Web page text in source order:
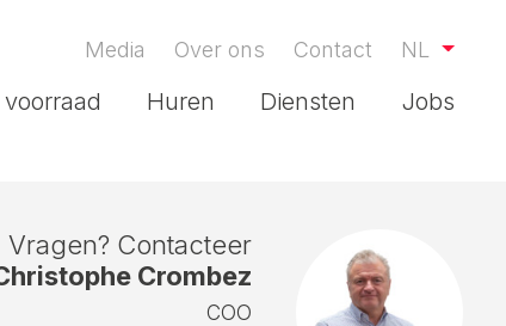
Media Over ons Contact NL
Huren Diensten Jobs
Vragen? Contacteer
Crombez
COO